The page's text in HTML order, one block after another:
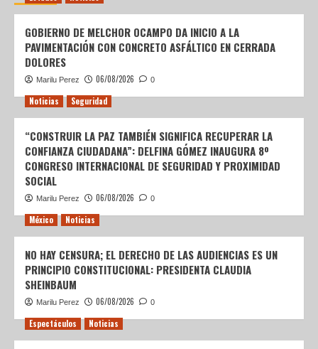
GOBIERNO DE MELCHOR OCAMPO DA INICIO A LA
PAVIMENTACIÓN CON CONCRETO ASFÁLTICO EN CERRADA
DOLORES
Marilu Perez 06/08/2026 0
Noticias Seguridad
“CONSTRUIR LA PAZ TAMBIÉN SIGNIFICA RECUPERAR LA
CONFIANZA CIUDADANA”: DELFINA GÓMEZ INAUGURA 8º
CONGRESO INTERNACIONAL DE SEGURIDAD Y PROXIMIDAD
SOCIAL
Marilu Perez 06/08/2026 0
México Noticias
NO HAY CENSURA; EL DERECHO DE LAS AUDIENCIAS ES UN
PRINCIPIO CONSTITUCIONAL: PRESIDENTA CLAUDIA
SHEINBAUM
Marilu Perez 06/08/2026 0
Espectáculos Noticias